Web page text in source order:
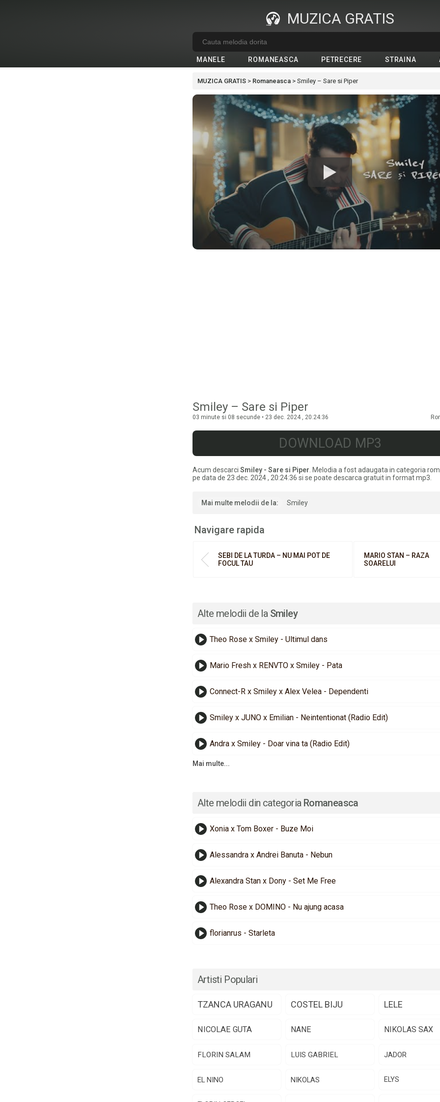
MUZICA GRATIS
MANELE ROMANEASCA PETRECERE STRAINA
MUZICA GRATIS > Romaneasca > Smiley – Sare si Piper
Smiley – Sare si Piper
03 minute si 08 secunde • 23 dec. 2024 , 20:24:36
DOWNLOAD MP3
Acum descarci Smiley - Sare si Piper . Melodia a fost adaugata in categoria
pe data de 23 dec. 2024 , 20:24:36 si se poate descarca gratuit in format mp3.
Mai multe melodii de la: Smiley
Navigare rapida
SEBI DE LA TURDA – NU MAI POT DE
FOCUL TAU
MARIO STAN – RAZA
SOARELUI
Alte melodii de la Smiley
Theo Rose x Smiley - Ultimul dans
Mario Fresh x RENVTO x Smiley - Pata
Connect-R x Smiley x Alex Velea - Dependenti
Smiley x JUNO x Emilian - Neintentionat (Radio Edit)
Andra x Smiley - Doar vina ta (Radio Edit)
Mai multe...
Alte melodii din categoria Romaneasca
Xonia x Tom Boxer - Buze Moi
Alessandra x Andrei Banuta - Nebun
Alexandra Stan x Dony - Set Me Free
Theo Rose x DOMINO - Nu ajung acasa
florianrus - Starleta
Artisti Populari
TZANCA URAGANU COSTEL BIJU LELE
NICOLAE GUTA NANE NIKOLAS SAX
FLORIN SALAM LUIS GABRIEL JADOR
EL NINO NIKOLAS ELYS